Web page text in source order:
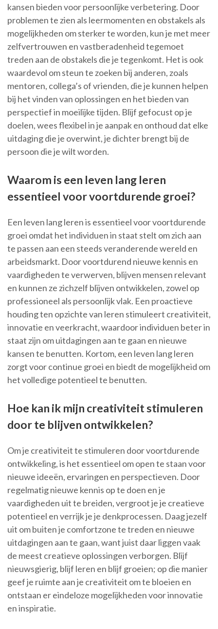
kansen bieden voor persoonlijke verbetering. Door
problemen te zien als leermomenten en obstakels als
mogelijkheden om sterker te worden, kun je met meer
zelfvertrouwen en vastberadenheid tegemoet
treden aan de obstakels die je tegenkomt. Het is ook
waardevol om steun te zoeken bij anderen, zoals
mentoren, collega’s of vrienden, die je kunnen helpen
bij het vinden van oplossingen en het bieden van
perspectief in moeilijke tijden. Blijf gefocust op je
doelen, wees flexibel in je aanpak en onthoud dat elke
uitdaging die je overwint, je dichter brengt bij de
persoon die je wilt worden.
Waarom is een leven lang leren
essentieel voor voortdurende groei?
Een leven lang leren is essentieel voor voortdurende
groei omdat het individuen in staat stelt om zich aan
te passen aan een steeds veranderende wereld en
arbeidsmarkt. Door voortdurend nieuwe kennis en
vaardigheden te verwerven, blijven mensen relevant
en kunnen ze zichzelf blijven ontwikkelen, zowel op
professioneel als persoonlijk vlak. Een proactieve
houding ten opzichte van leren stimuleert creativiteit,
innovatie en veerkracht, waardoor individuen beter in
staat zijn om uitdagingen aan te gaan en nieuwe
kansen te benutten. Kortom, een leven lang leren
zorgt voor continue groei en biedt de mogelijkheid om
het volledige potentieel te benutten.
Hoe kan ik mijn creativiteit stimuleren
door te blijven ontwikkelen?
Om je creativiteit te stimuleren door voortdurende
ontwikkeling, is het essentieel om open te staan voor
nieuwe ideeën, ervaringen en perspectieven. Door
regelmatig nieuwe kennis op te doen en je
vaardigheden uit te breiden, vergroot je je creatieve
potentieel en verrijk je je denkprocessen. Daag jezelf
uit om buiten je comfortzone te treden en nieuwe
uitdagingen aan te gaan, want juist daar liggen vaak
de meest creatieve oplossingen verborgen. Blijf
nieuwsgierig, blijf leren en blijf groeien; op die manier
geef je ruimte aan je creativiteit om te bloeien en
ontstaan er eindeloze mogelijkheden voor innovatie
en inspiratie.